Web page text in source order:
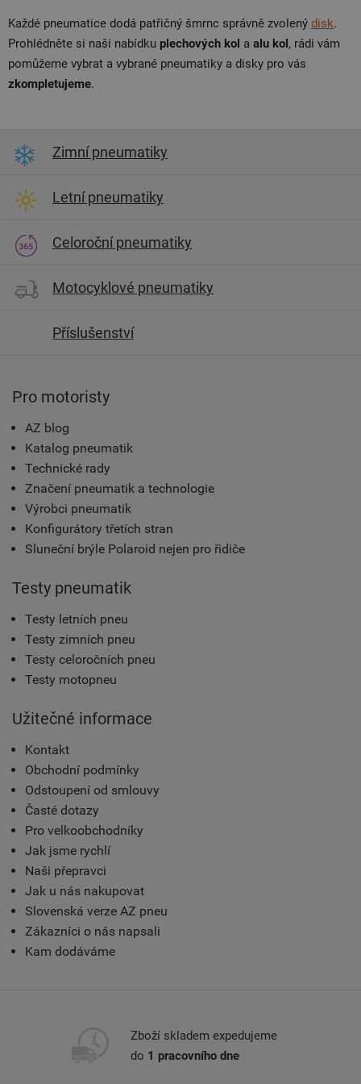
Každé pneumatice dodá patřičný šmrnc správně zvolený disk.
Prohlédněte si naši nabídku plechových kol a alu kol, rádi vám
pomůžeme vybrat a vybrané pneumatiky a disky pro vás
zkompletujeme.
Zimní pneumatiky
Letní pneumatiky
Celoroční pneumatiky
Motocyklové pneumatiky
Příslušenství
Pro motoristy
AZ blog
Katalog pneumatik
Technické rady
Značení pneumatik a technologie
Výrobci pneumatik
Konfigurátory třetích stran
Sluneční brýle Polaroid nejen pro řidiče
Testy pneumatik
Testy letních pneu
Testy zimních pneu
Testy celoročních pneu
Testy motopneu
Užitečné informace
Kontakt
Obchodní podmínky
Odstoupení od smlouvy
Časté dotazy
Pro velkoobchodníky
Jak jsme rychlí
Naši přepravci
Jak u nás nakupovat
Slovenská verze AZ pneu
Zákazníci o nás napsali
Kam dodáváme
Zboží skladem expedujeme
do 1 pracovního dne